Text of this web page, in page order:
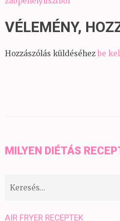
VÉLEMÉNY,
Hozzászólás küldéséhez be
MILYEN DIÉTÁS
Keresés:
AIR FRYER RECEPTEK